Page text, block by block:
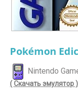
Pokémon
Nintendo
( Скачать эмулятор )